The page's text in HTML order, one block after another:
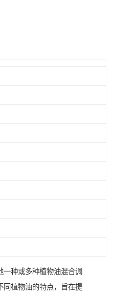
种或多种植物油混合调
同植物油的特点，旨在提